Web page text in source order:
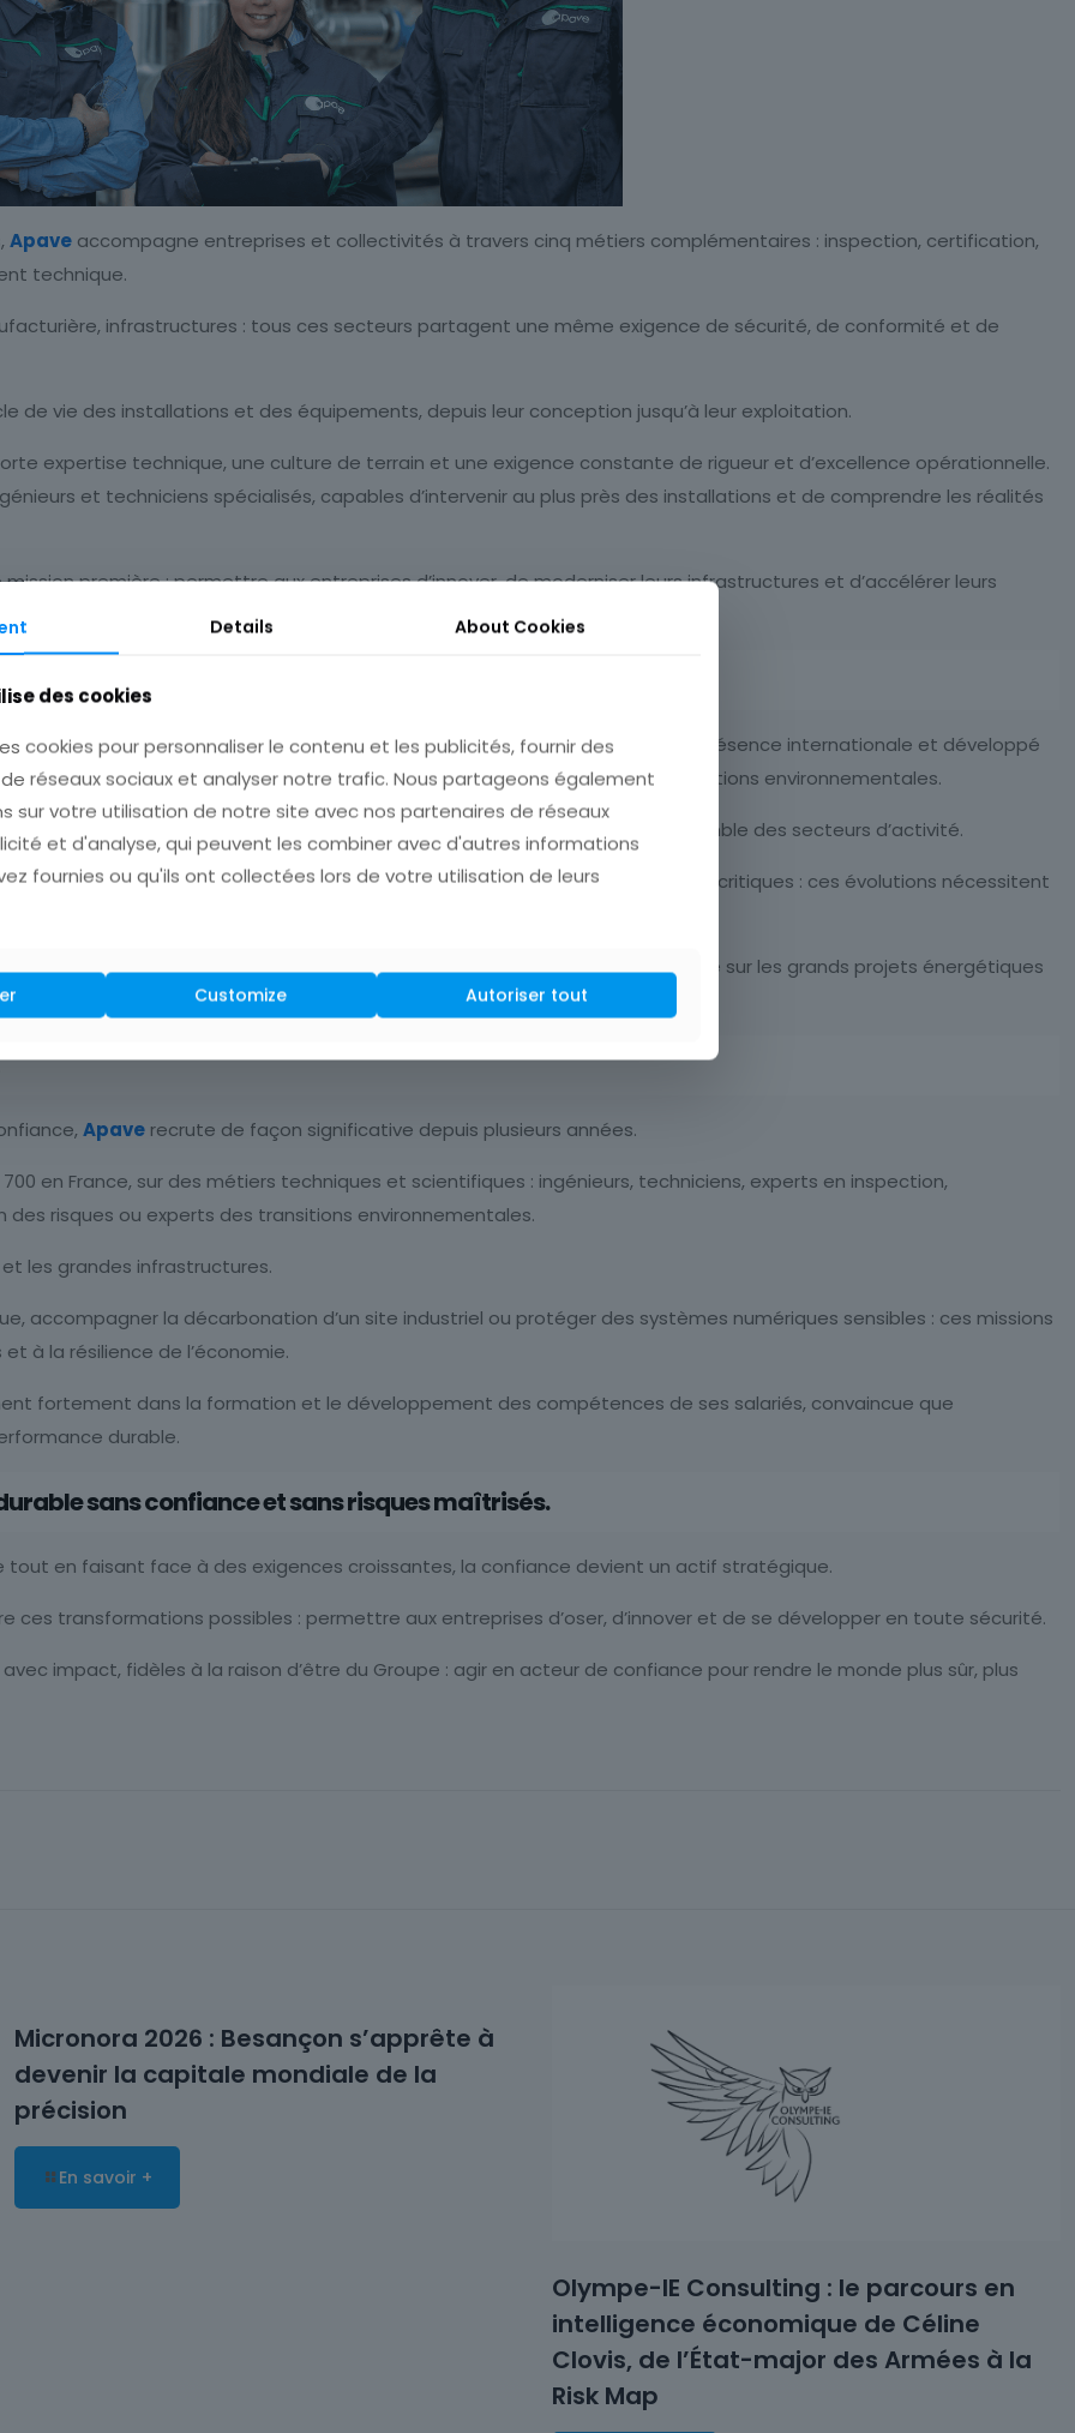
Apave accompagne entreprises et collectivités à travers cinq métiers complémentaires : inspection, certification,
technique.
infrastructures : tous ces secteurs partagent une même exigence de sécurité, de conformité et de
de vie des installations et des équipements, depuis leur conception jusqu’à leur exploitation.
expertise technique, une culture de terrain et une exigence constante de rigueur et d’excellence opérationnelle.
et techniciens spécialisés, capables d’intervenir au plus près des installations et de comprendre les réalités
première : permettre aux entreprises d’innover, de moderniser leurs infrastructures et d’accélérer leurs
et de performance.
industriels.
son développement. Le Groupe a doublé de taille en cinq ans, renforcé sa présence internationale et développé
de la cybersécurité, de l’Asset Integrity Management ou des transitions environnementales.
en maîtrise des risques augmentent partout dans le monde et dans l’ensemble des secteurs d’activité.
montée en puissance des énergies décarbonées, digitalisation des systèmes critiques : ces évolutions nécessitent
intervient aussi bien sur les problématiques industrielles du quotidien que sur les grands projets énergétiques
Apave recrute de façon significative depuis plusieurs années.
en France, sur des métiers techniques et scientifiques : ingénieurs, techniciens, experts en inspection,
risques ou experts des transitions environnementales.
les grandes infrastructures.
accompagner la décarbonation d’un site industriel ou protéger des systèmes numériques sensibles : ces missions
à la résilience de l’économie.
fortement dans la formation et le développement des compétences de ses salariés, convaincue que
durable.
sans confiance et sans risques maîtrisés.
tout en faisant face à des exigences croissantes, la confiance devient un actif stratégique.
ces transformations possibles : permettre aux entreprises d’oser, d’innover et de se développer en toute sécurité.
impact, fidèles à la raison d’être du Groupe : agir en acteur de confiance pour rendre le monde plus sûr, plus
Micronora 2026 : Besançon s’apprête à
devenir la capitale mondiale de la
précision
En savoir +
Olympe-IE Consulting : le parcours en
intelligence économique de Céline
Clovis, de l’État-major des Armées à la
Risk Map
Details About Cookies
des cookies
cookies pour personnaliser le contenu et les publicités, fournir des
réseaux sociaux et analyser notre trafic. Nous partageons également
sur votre utilisation de notre site avec nos partenaires de réseaux
et d'analyse, qui peuvent les combiner avec d'autres informations
fournies ou qu'ils ont collectées lors de votre utilisation de leurs
Customize Autoriser tout